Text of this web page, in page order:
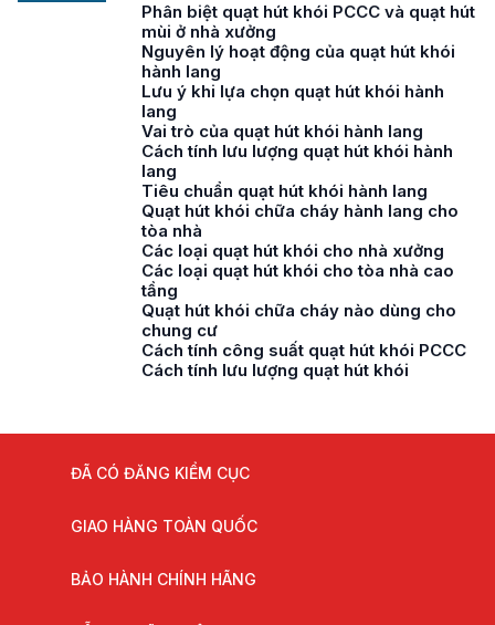
Phân biệt quạt hút khói PCCC và quạt hút
mùi ở nhà xưởng
Nguyên lý hoạt động của quạt hút khói
hành lang
Lưu ý khi lựa chọn quạt hút khói hành
lang
Vai trò của quạt hút khói hành lang
Cách tính lưu lượng quạt hút khói hành
lang
Tiêu chuẩn quạt hút khói hành lang
Quạt hút khói chữa cháy hành lang cho
tòa nhà
Các loại quạt hút khói cho nhà xưởng
Các loại quạt hút khói cho tòa nhà cao
tầng
Quạt hút khói chữa cháy nào dùng cho
chung cư
Cách tính công suất quạt hút khói PCCC
Cách tính lưu lượng quạt hút khói
ĐÃ CÓ ĐĂNG KIỂM CỤC
GIAO HÀNG TOÀN QUỐC
BẢO HÀNH CHÍNH HÃNG